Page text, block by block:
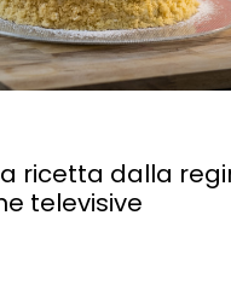
ricetta dalla
televisive